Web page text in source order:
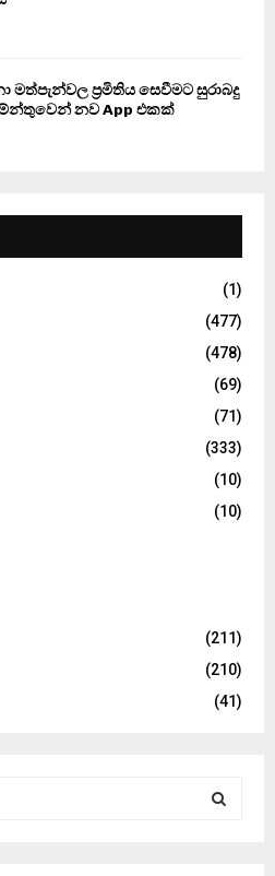
මත්පැන්වල ප්‍රමිතිය සෙවීමට සුරාබදු
නව App එකක්
(1)
(477)
(478)
(69)
(71)
(333)
(10)
(10)
(211)
(210)
(41)